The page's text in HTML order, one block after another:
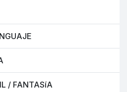
/ FANTASíA